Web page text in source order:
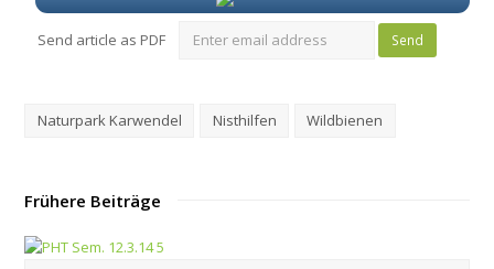
Send article as PDF
Naturpark Karwendel Nisthilfen Wildbienen
Frühere Beiträge